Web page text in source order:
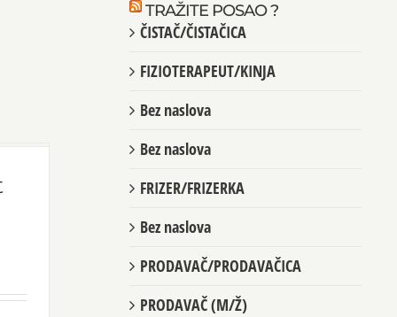
TRAŽITE POSAO ?
ČISTAČ/ČISTAČICA
FIZIOTERAPEUT/KINJA
Bez naslova
Bez naslova
FRIZER/FRIZERKA
Bez naslova
PRODAVAČ/PRODAVAČICA
PRODAVAČ (M/Ž)